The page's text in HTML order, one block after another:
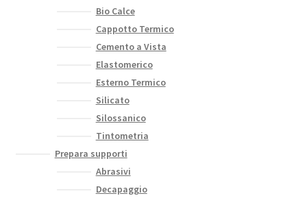
Bio Calce
Cappotto Termico
Cemento a Vista
Elastomerico
Esterno Termico
Silicato
Silossanico
Tintometria
Prepara supporti
Abrasivi
Decapaggio